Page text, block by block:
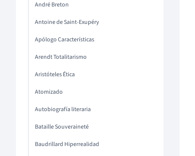
André Breton
Antoine de Saint-Exupéry
Apólogo Características
Arendt Totalitarismo
Aristóteles Ética
Atomizado
Autobiografía literaria
Bataille Souveraineté
Baudrillard Hiperrealidad